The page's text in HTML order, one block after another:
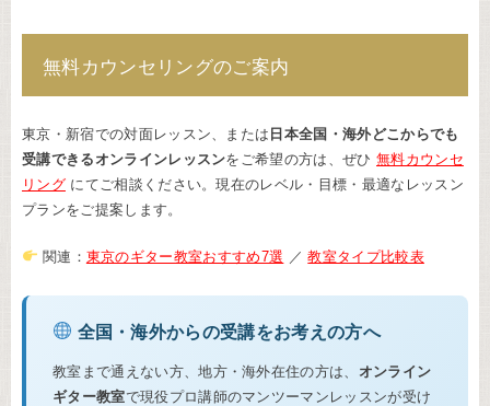
無料カウンセリングのご案内
東京・新宿での対面レッスン、または 日本全国・海外どこからでも
受講できるオンラインレッスンをご希望の方は、ぜひ無料カウンセ
リングにてご相談ください。現在のレベル・目標・最適なレッスン
プランをご提案します。
関連： 東京のギター教室おすすめ7選 ／教室タイプ比較表
全国・海外からの受講をお考えの方へ
教室まで通えない方、地方・海外在住の方は、 オンライン
ギター教室で現役プロ講師のマンツーマンレッスンが受け